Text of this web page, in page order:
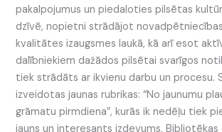
pakalpojumus un piedaloties pilsētas
dzīvē, nopietni strādājot
kvalitātes izaugsmes laukā, kā arī esot
dalībniekiem dažādos pilsētai svarīgos
tiek strādāts ar ikvienu darbu un procesu.
izveidotas jaunas rubrikas: “No jaunumu
grāmatu pirmdiena”, kurās ik nedēļu tiek
jauns un interesants izdevums. Bibliotēkas